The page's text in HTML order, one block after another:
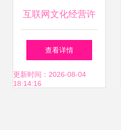
互联网文化经营许
可证（文网文）代
办全解析——聚焦
查看详情
更新时间：2026-08-04
18:14:16